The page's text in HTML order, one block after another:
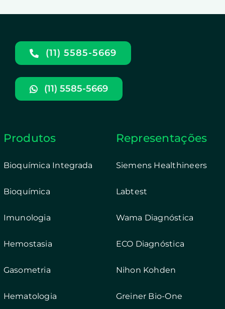
(11) 5585-5669
(11) 5585-5669
Produtos
Bioquímica Integrada
Bioquímica
Imunologia
Hemostasia
Gasometria
Hematologia
Representações
Siemens Healthineers
Labtest
Wama Diagnóstica
ECO Diagnóstica
Nihon Kohden
Greiner Bio-One